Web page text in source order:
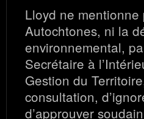
Lloyd ne
Autochtones, ni la
environnemental,
Secrétaire à
Gestion du
consultation,
d’approuver